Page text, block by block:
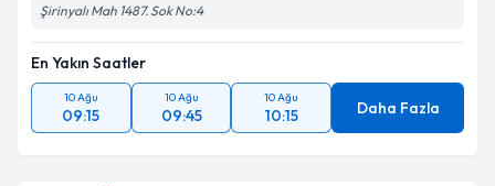
Şirinyalı Mah 1487. Sok No:4
En Yakın Saatler
10 Ağu
09:15
10 Ağu
09:45
10 Ağu
10:15 Daha Fazla